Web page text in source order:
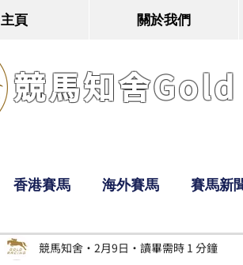
主頁 關於我們
競馬知舍
香港賽馬 海外賽馬 賽馬新
Bobby 超仔 Tony
競馬知舍 2月9日 讀畢需時 1 分鐘